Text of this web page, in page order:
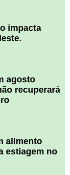
impacta
agosto
recuperará
alimento
estiagem no